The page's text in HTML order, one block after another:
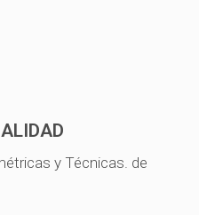
y Técnicas. de